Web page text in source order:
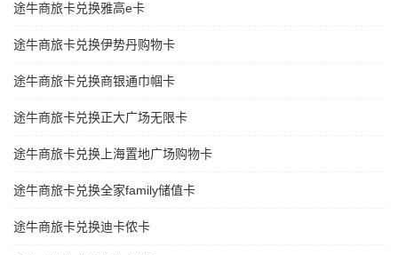
途牛商旅卡兑换雅高e卡
途牛商旅卡兑换伊势丹购物卡
途牛商旅卡兑换商银通巾帼卡
途牛商旅卡兑换正大广场无限卡
途牛商旅卡兑换上海置地广场购物卡
途牛商旅卡兑换全家family储值卡
途牛商旅卡兑换迪卡侬卡